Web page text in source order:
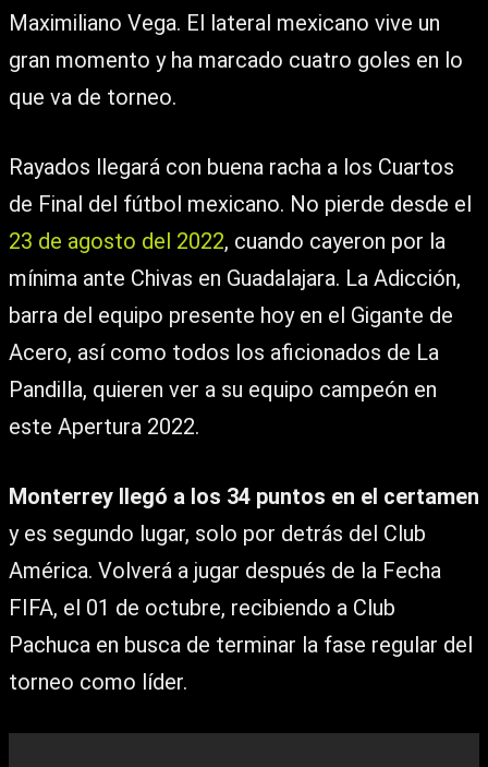
Maximiliano Vega. El lateral mexicano vive un
gran momento y ha marcado cuatro goles en lo
que va de torneo.
Rayados llegará con buena racha a los Cuartos
de Final del fútbol mexicano. No pierde desde el
23 de agosto del 2022, cuando cayeron por la
mínima ante Chivas en Guadalajara. La Adicción,
barra del equipo presente hoy en el Gigante de
Acero, así como todos los aficionados de La
Pandilla, quieren ver a su equipo campeón en
este Apertura 2022.
Monterrey llegó a los 34 puntos en el certamen
y es segundo lugar, solo por detrás del Club
América. Volverá a jugar después de la Fecha
FIFA, el 01 de octubre, recibiendo a Club
Pachuca en busca de terminar la fase regular del
torneo como líder.